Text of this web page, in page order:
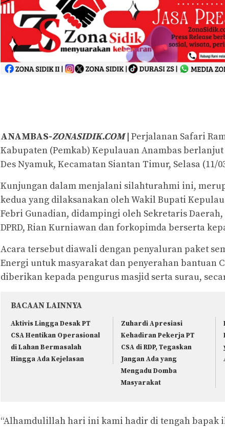
ANAMBAS-ZONASIDIK.COM| Perjalanan Safari
Kabupaten (Pemkab) Kepulauan Anambas
Des Nyamuk, Kecamatan Siantan Timur, Selasa (11/
Kunjungan dalam menjalani silahturahmi ini,
kedua yang dilaksanakan oleh Wakil Bupati
Febri Gunadian, didampingi oleh Sekretaris
DPRD, Rian Kurniawan dan forkopimda berserta
Acara tersebut diawali dengan penyaluran paket
Energi untuk masyarakat dan penyerahan bantuan
diberikan kepada pengurus masjid serta surau,
BACAAN LAINNYA
Aktivis Lingga Desak PT
CSA Hentikan Operasional
di Lahan Bermasalah
Hingga Ada Kejelasan
Zuhardi Apresiasi
Kehadiran Pekerja PT
CSA di RDP, Tegaskan
Jangan Ada yang
Mengadu Domba
Masyarakat
“Alhamdulillah hari ini kami hadir di tengah bapak